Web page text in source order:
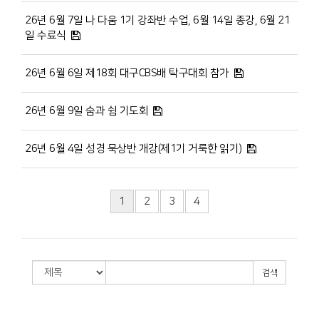
26년 6월 7일 나 다움 1기 강좌반 수업, 6월 14일 종강, 6월 21
일 수료식
26년 6월 6일 제18회 대구CBS배 탁구대회 참가
26년 6월 9일 숨과 쉼 기도회
26년 6월 4일 성경 묵상반 개강(제1기 거룩한 읽기)
1 2 3 4
검색